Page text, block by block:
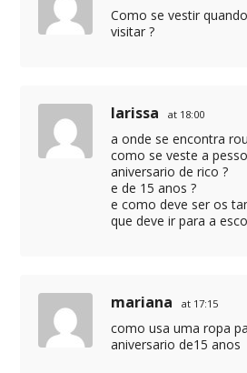
Como se vestir
visitar ?
larissa at 18:00
a onde se encontra
como se veste a
aniversario de rico ?
e de 15 anos ?
e como deve ser os
que deve ir para a
mariana at 17:15
como usa uma ropa
aniversario de15 anos